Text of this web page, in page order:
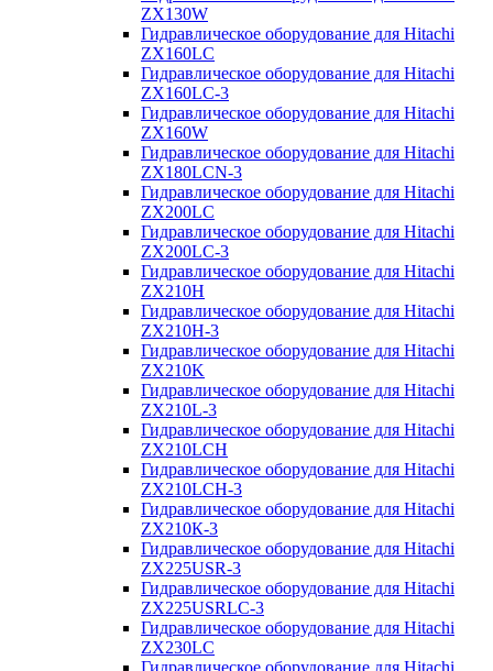
ZX130W
Гидравлическое оборудование для Hitachi
ZX160LC
Гидравлическое оборудование для Hitachi
ZX160LC-3
Гидравлическое оборудование для Hitachi
ZX160W
Гидравлическое оборудование для Hitachi
ZX180LCN-3
Гидравлическое оборудование для Hitachi
ZX200LC
Гидравлическое оборудование для Hitachi
ZX200LC-3
Гидравлическое оборудование для Hitachi
ZX210H
Гидравлическое оборудование для Hitachi
ZX210H-3
Гидравлическое оборудование для Hitachi
ZX210K
Гидравлическое оборудование для Hitachi
ZX210L-3
Гидравлическое оборудование для Hitachi
ZX210LCH
Гидравлическое оборудование для Hitachi
ZX210LCH-3
Гидравлическое оборудование для Hitachi
ZX210К-3
Гидравлическое оборудование для Hitachi
ZX225USR-3
Гидравлическое оборудование для Hitachi
ZX225USRLC-3
Гидравлическое оборудование для Hitachi
ZX230LC
Гидравлическое оборудование для Hitachi